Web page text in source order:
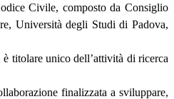
Civile, composto da Consiglio
Università degli Studi di Padova,
titolare unico dell’attività di ricerca
finalizzata a sviluppare,